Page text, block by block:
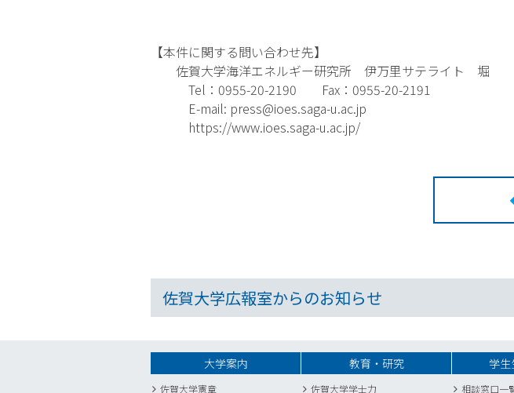
【本件に関する問い合わせ先】
佐賀大学海洋エネルギー研究所 伊万里サテライト 堀
Tel：0955-20-2190 Fax：0955-20-2191
E-mail: press@ioes.saga-u.ac.jp
https://www.ioes.saga-u.ac.jp/
佐賀大学広報室からのお知らせ
大学案内
佐賀大学憲章
教育・研究
佐賀大学学士力
学
相談窓口一